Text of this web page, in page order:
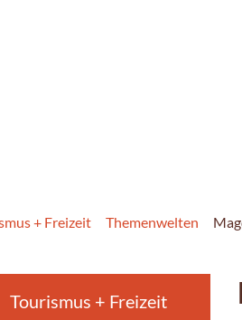
+ Freizeit Themenwelten
Tourismus + Freizeit